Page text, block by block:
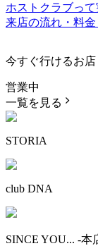
ホストクラブっ
来店の流れ・料
今すぐ行けるお店
営業中
一覧を見る
STORIA
club DNA
SINCE YOU... -本